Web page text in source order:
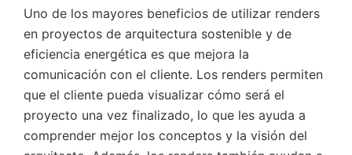
Uno de los mayores beneficios de utilizar renders
en proyectos de arquitectura sostenible y de
eficiencia energética es que mejora la
comunicación con el cliente. Los renders permiten
que el cliente pueda visualizar cómo será el
proyecto una vez finalizado, lo que les ayuda a
comprender mejor los conceptos y la visión del